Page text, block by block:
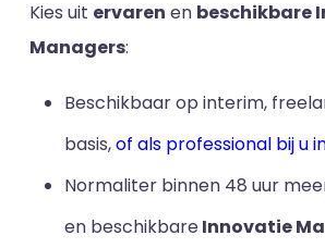
Kies uit ervaren en beschikbare
Managers:
Beschikbaar op interim,
basis,of als professional bij u
Normaliter binnen 48 uur
en beschikbareInnovatie